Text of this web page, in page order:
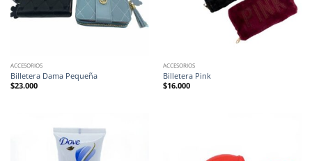
ACCESORIOS
Billetera Dama Pequeña
$23.000
ACCESORIOS
Billetera Pink
$16.000